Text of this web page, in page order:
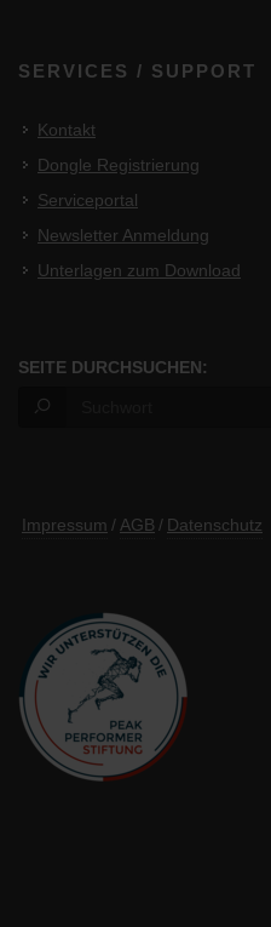
SERVICES / SUPPORT
Kontakt
Dongle Registrierung
Serviceportal
Newsletter Anmeldung
Unterlagen zum Download
SEITE DURCHSUCHEN:
Impressum /AGB / Datenschutz